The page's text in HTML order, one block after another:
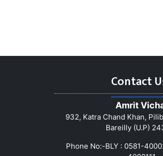
Contact
Amrit
932, Katra Chand Khan,
Bareilly (U.P)
Phone No:-BLY : 0581-